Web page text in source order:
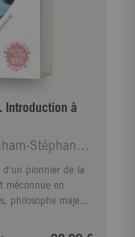
Introduction à
Naess Arne ; Afeissa Hicham-Stéphane ; Ramadier Ma
d'un pionnier de la
méconnue en
philosophe majeur
ce qu'est